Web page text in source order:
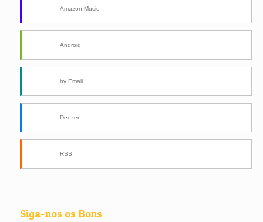
Amazon Music
Android
by Email
Deezer
RSS
Siga-nos os Bons